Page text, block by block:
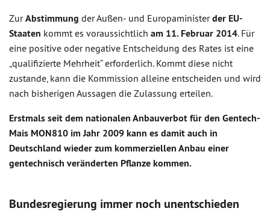
ZurAbstimmung der Außen- und Europaministerder EU-
Staaten kommt es voraussichtlich am 11. Februar 2014. Für
eine positive oder negative Entscheidung des Rates ist eine
„qualifizierte Mehrheit“ erforderlich. Kommt diese nicht
zustande, kann die Kommission alleine entscheiden und wird
nach bisherigen Aussagen die Zulassung erteilen.
Erstmals seit dem nationalen Anbauverbot für den Gentech-
Mais MON810 im Jahr 2009 kann es damit auch in
Deutschland wieder zum kommerziellen Anbau einer
gentechnisch veränderten Pflanze kommen.
Bundesregierung immer noch unentschieden